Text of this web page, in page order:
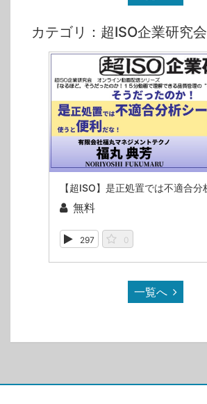
カテゴリ：超ISO企業研究会
無料
297 0
一覧へ